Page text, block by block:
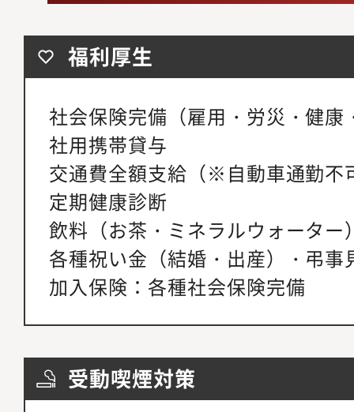
福利厚生
社会保険完備（雇用・労災・健康
社用携帯貸与
交通費全額支給（※自動車通勤不
定期健康診断
飲料（お茶・ミネラルウォーター
各種祝い金（結婚・出産）・弔事
加入保険：各種社会保険完備
受動喫煙対策